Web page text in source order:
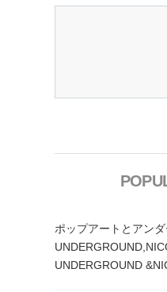
ポップアートとアン
UNDERGROUND